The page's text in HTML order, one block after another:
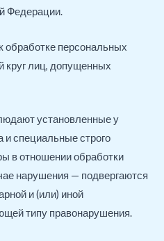
Федерации.
обработке персональных
круг лиц, допущенных
установленные у
и специальные строго
в отношении обработки
нарушения — подвергаются
и (или) иной
типу правонарушения.